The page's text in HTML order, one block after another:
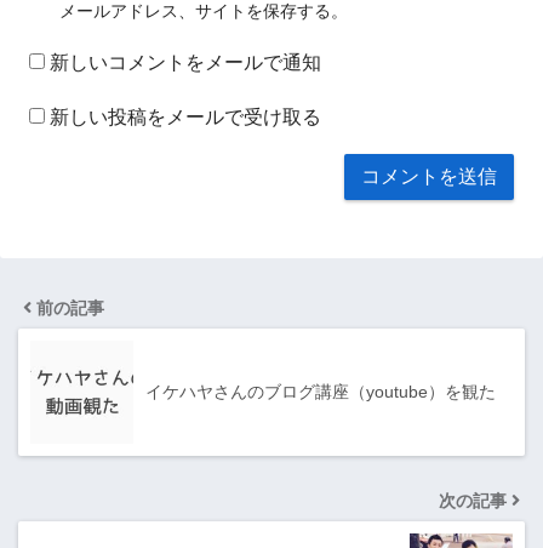
メールアドレス、サイトを保存する。
新しいコメントをメールで通知
新しい投稿をメールで受け取る
前の記事
イケハヤさんのブログ講座（youtube）を観た
次の記事